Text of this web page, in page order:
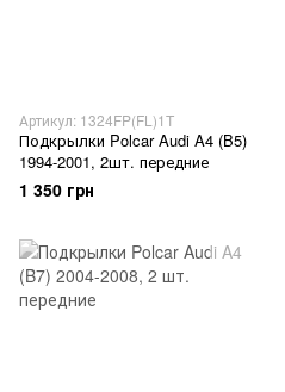
Артикул: 1324FP(FL)1T
Подкрылки Polcar Audi A4 (B5)
1994-2001, 2шт. передние
1 350 грн